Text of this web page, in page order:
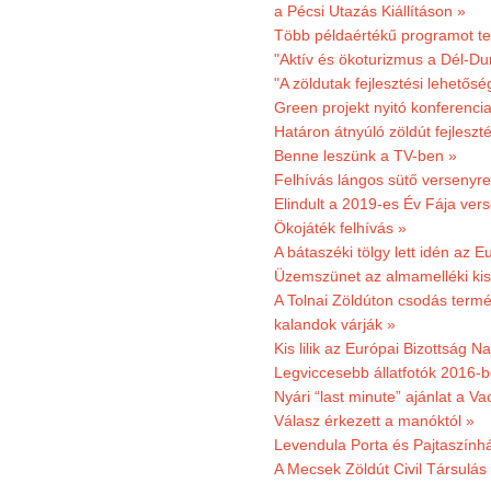
a Pécsi Utazás Kiállításon »
Több példaértékű programot
"Aktív és ökoturizmus a Dél-
"A zöldutak fejlesztési
Green projekt nyitó
Határon átnyúló zöldút
Benne leszünk a TV-ben »
Felhívás lángos sütő
Elindult a 2019-es Év Fája
Ökojáték felhívás »
A bátaszéki tölgy lett idén az
Üzemszünet az almamelléki
A Tolnai Zöldúton csodás
kalandok várják »
Kis lilik az Európai Bizottság
Legviccesebb állatfotók 2016-
Nyári “last minute” ajánlat a
Válasz érkezett a manóktól »
Levendula Porta és
A Mecsek Zöldút Civil